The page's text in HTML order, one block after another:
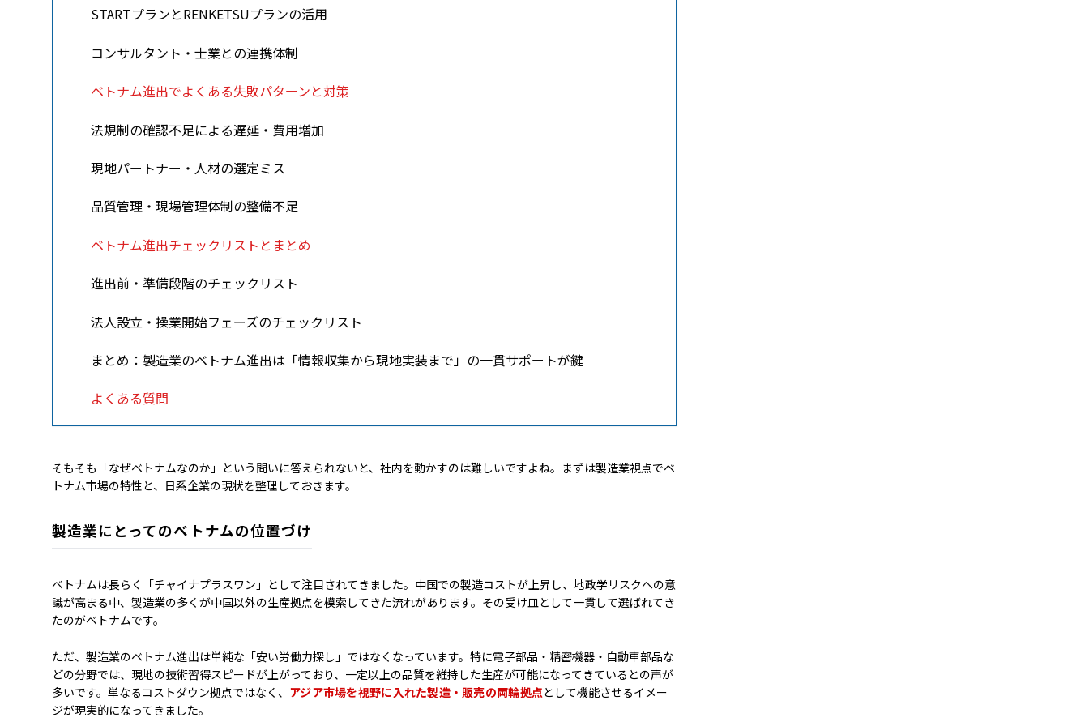
STARTプランとRENKETSUプランの活用
コンサルタント・士業との連携体制
ベトナム進出でよくある失敗パターンと対策
法規制の確認不足による遅延・費用増加
現地パートナー・人材の選定ミス
品質管理・現場管理体制の整備不足
ベトナム進出チェックリストとまとめ
進出前・準備段階のチェックリスト
法人設立・操業開始フェーズのチェックリスト
まとめ：製造業のベトナム進出は「情報収集から現地実装まで」の一貫サポートが鍵
よくある質問
そもそも「なぜベトナムなのか」という問いに答えられないと、社内を動かすのは難しいですよね。まずは製造業視点でベ
トナム市場の特性と、日系企業の現状を整理しておきます。
製造業にとってのベトナムの位置づけ
ベトナムは長らく「チャイナプラスワン」として注目されてきました。中国での製造コストが上昇し、地政学リスクへの意
識が高まる中、製造業の多くが中国以外の生産拠点を模索してきた流れがあります。その受け皿として一貫して選ばれてき
たのがベトナムです。
ただ、製造業のベトナム進出は単純な「安い労働力探し」ではなくなっています。特に電子部品・精密機器・自動車部品な
どの分野では、現地の技術習得スピードが上がっており、一定以上の品質を維持した生産が可能になってきているとの声が
多いです。単なるコストダウン拠点ではなく、 アジア市場を視野に入れた製造・販売の両輪拠点として機能させるイメー
ジが現実的になってきました。